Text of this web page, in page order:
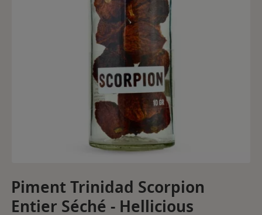
Piment Trinidad Scorpion
Entier Séché - Hellicious